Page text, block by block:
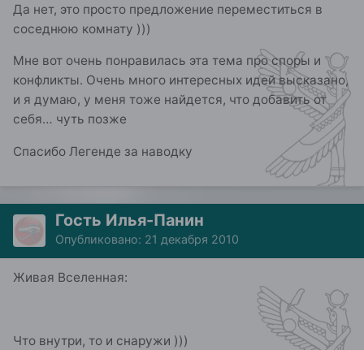
Да нет, это просто предложение переместиться в
соседнюю комнату )))
Мне вот очень понравилась эта тема про споры и
конфликты. Очень много интересных идей высказано,
и я думаю, у меня тоже найдется, что добавить от
себя… чуть позже
Спасибо Легенде за наводку
Гость Илья-Панин
Опубликовано: 21 декабря 2010
Живая Вселенная:
Что внутри, то и снаружи )))